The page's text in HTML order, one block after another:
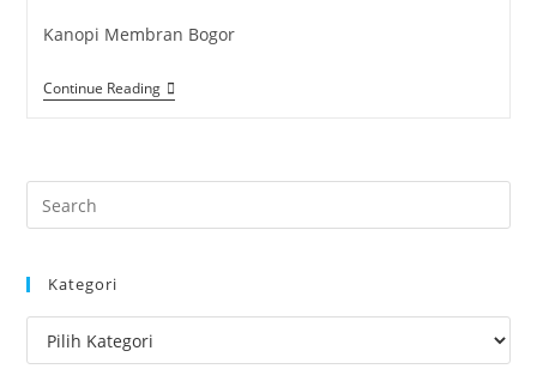
Kanopi Membran Bogor
Continue ReadingKanopi
Membran
the
Kategori
Kategori